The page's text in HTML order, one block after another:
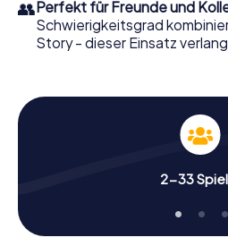
👥Perfekt für Freunde und
Schwierigkeitsgrad
Story - dieser Einsatz
2-33